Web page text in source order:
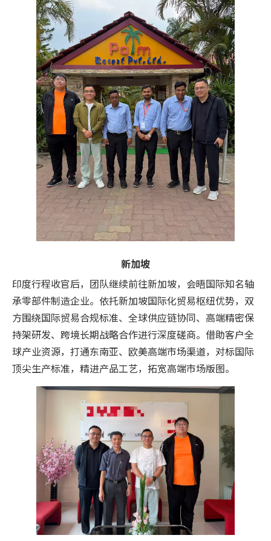
新加坡
印度行程收官后，团队继续前往新加坡，会晤国际知名轴
承零部件制造企业。依托新加坡国际化贸易枢纽优势，双
方围绕国际贸易合规标准、全球供应链协同、高端精密保
持架研发、跨境长期战略合作进行深度磋商。借助客户全
球产业资源，打通东南亚、欧美高端市场渠道，对标国际
顶尖生产标准，精进产品工艺，拓宽高端市场版图。